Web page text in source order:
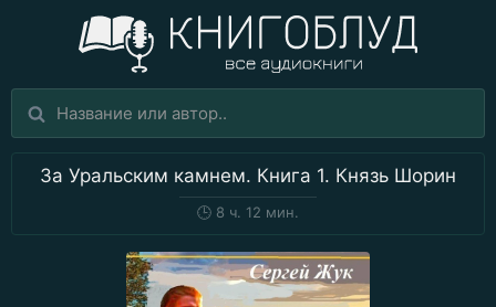
За Уральским камнем. Книга 1. Князь Шорин
🕒 8 ч. 12 мин.